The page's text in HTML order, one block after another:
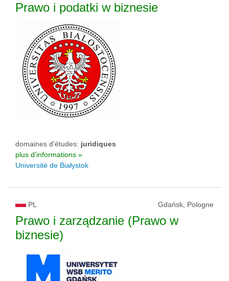
Prawo i podatki w biznesie
domaines d'études: juridiques
plus d'informations »
Université de Białystok
PL Gdańsk, Pologne
Prawo i zarządzanie (Prawo w
biznesie)